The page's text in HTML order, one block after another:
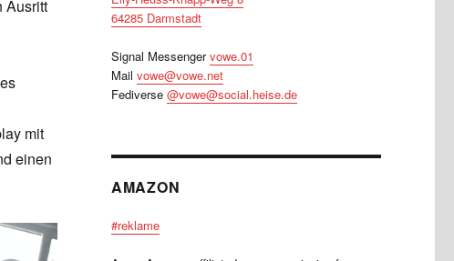
Ausritt
mit
einen
64285 Darmstadt
Signal Messengervowe.01
Mail vowe@vowe.net
Fediverse @vowe@social.heise.de
AMAZON
#reklame